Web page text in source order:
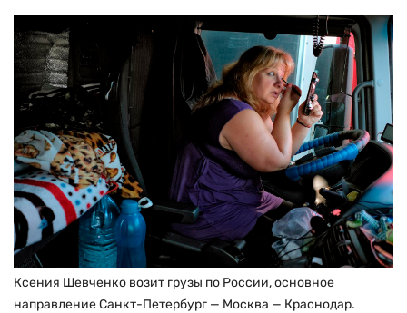
Ксения Шевченко возит грузы по России, основное
направление Санкт-Петербург — Москва — Краснодар.